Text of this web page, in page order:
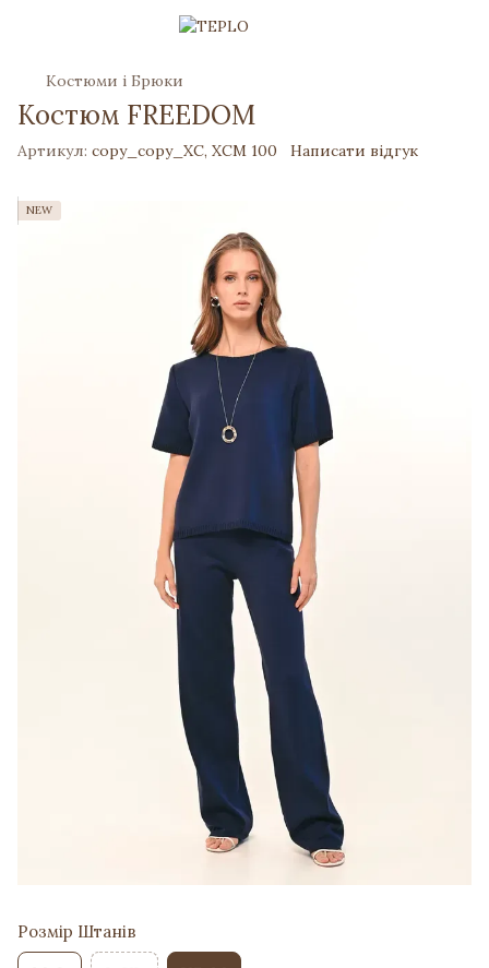
Костюми і Брюки
Костюм FREEDOM
Артикул: copy_copy_ХС, ХСМ 100 Написати відгук
NEW
Розмір Штанів